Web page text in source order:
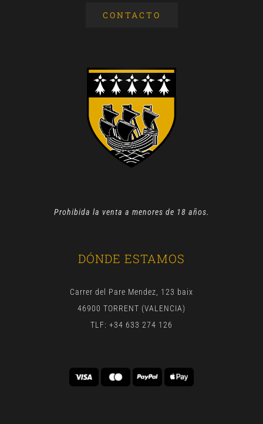
CONTACTO
Prohibida la venta a menores de 18 años.
DÓNDE ESTAMOS
Carrer del Pare Mendez, 123 baix
46900 TORRENT (VALENCIA)
TLF: +34 633 274 126